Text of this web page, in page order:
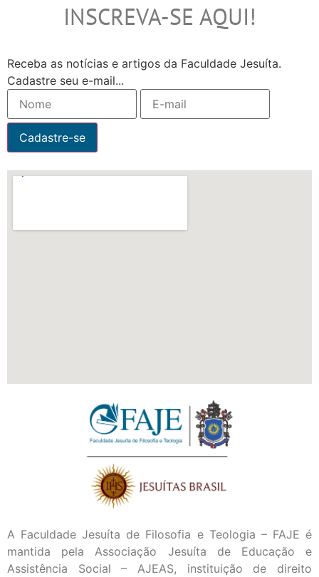
INSCREVA-SE AQUI!
Receba as notícias e artigos da Faculdade Jesuíta.
Cadastre seu e-mail...
A Faculdade Jesuíta de Filosofia e Teologia – FAJE é
mantida pela Associação Jesuíta de Educação e
Assistência Social – AJEAS, instituição de direito